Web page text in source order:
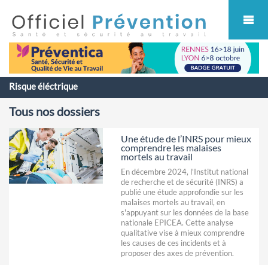
Risque éléctrique
Tous nos dossiers
Une étude de l’INRS pour mieux
comprendre les malaises
mortels au travail
En décembre 2024, l'Institut national
de recherche et de sécurité (INRS) a
publié une étude approfondie sur les
malaises mortels au travail, en
s'appuyant sur les données de la base
nationale EPICEA. Cette analyse
qualitative vise à mieux comprendre
les causes de ces incidents et à
proposer des axes de prévention.